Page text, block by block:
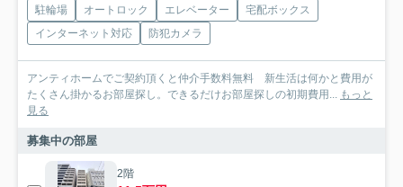
駐輪場 オートロック エレベーター
宅配ボックス
インターネット対応
防犯カメラ
アンティホームでご契約頂くと仲介手数料無料 新生活は何かと費用が
たくさん掛かるお部屋探し。できるだけお部屋探しの初期費用... もっと
見る
募集中の部屋
2階